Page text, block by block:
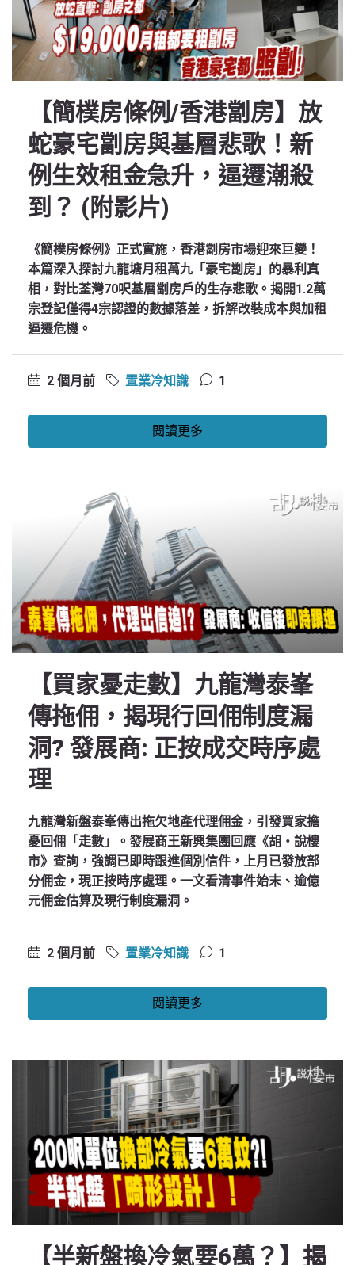
【簡樸房條例/香港劏房】放
蛇豪宅劏房與基層悲歌！新
例生效租金急升，逼遷潮殺
到？ (附影片)
《簡樸房條例》正式實施，香港劏房市場迎來巨變！
本篇深入探討九龍塘月租萬九「豪宅劏房」的暴利真
相，對比荃灣70呎基層劏房戶的生存悲歌。揭開1.2萬
宗登記僅得4宗認證的數據落差，拆解改裝成本與加租
逼遷危機。
2 個月前 置業冷知識 1
閱讀更多
【買家憂走數】九龍灣泰峯
傳拖佣，揭現行回佣制度漏
洞? 發展商: 正按成交時序處
理
九龍灣新盤泰峯傳出拖欠地產代理佣金，引發買家擔
憂回佣「走數」。發展商王新興集團回應《胡‧說樓
市》查詢，強調已即時跟進個別信件，上月已發放部
分佣金，現正按時序處理。一文看清事件始末、逾億
元佣金估算及現行制度漏洞。
2 個月前 置業冷知識 1
閱讀更多
【半新盤換冷氣要6萬？】揭